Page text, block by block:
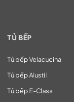
TỦ BẾP
Tủ bếp Velacucina
Tủ bếp Alustil
Tủ bếp E-Class